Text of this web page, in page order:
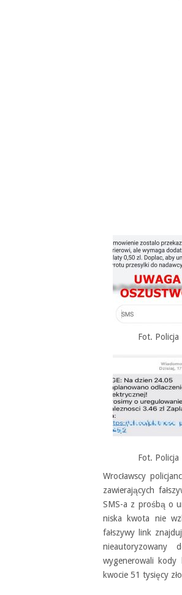
Fot. Policja
Fot. Policja
Wrocławscy
zawierających
SMS-a z prośbą o
niska kwota nie
fałszywy link
nieautoryzowany
wygenerowali
kwocie 51 tysięcy